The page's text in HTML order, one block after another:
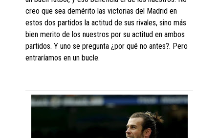
creo que sea demérito las victorias del Madrid en
estos dos partidos la actitud de sus rivales, sino más
bien merito de los nuestros por su actitud en ambos
partidos. Y uno se pregunta ¿por qué no antes?. Pero
entraríamos en un bucle.